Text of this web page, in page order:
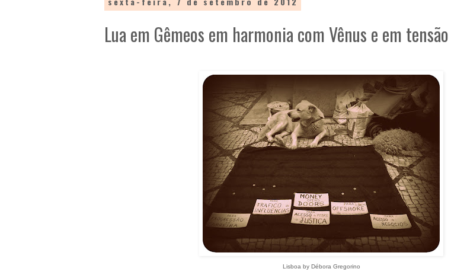
Lua em Gêmeos em harmonia com Vênus e em
Lisboa by Débora Gregorino